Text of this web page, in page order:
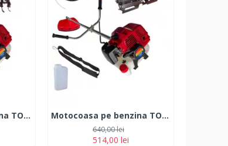
Motocoasa pe benzina TOMS 7.5 CP 12.000 rpm + Cultivator Motocoasa pe benzina TOMS 7.5 CP 12.000 rpm + Prasitoare
514,00 lei
640,00 lei